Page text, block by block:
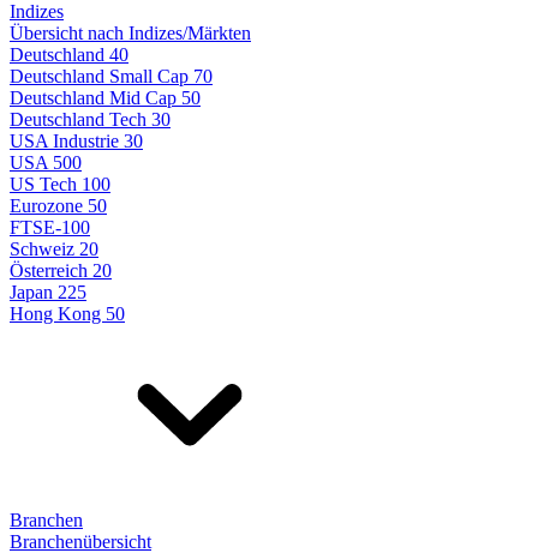
Indizes
Übersicht nach Indizes/Märkten
Deutschland 40
Deutschland Small Cap 70
Deutschland Mid Cap 50
Deutschland Tech 30
USA Industrie 30
USA 500
US Tech 100
Eurozone 50
FTSE-100
Schweiz 20
Österreich 20
Japan 225
Hong Kong 50
Branchen
Branchenübersicht